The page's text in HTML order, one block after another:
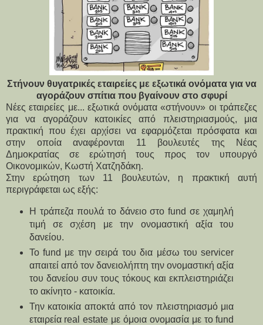
Στήνουν θυγατρικές εταιρείες με εξωτικά ονόματα για να
αγοράζουν σπίτια που βγαίνουν στο σφυρί
Νέες εταιρείες με... εξωτικά ονόματα «στήνουν» οι τράπεζες
για να αγοράζουν κατοικίες από πλειστηριασμούς, μια
πρακτική που έχει αρχίσει να εφαρμόζεται πρόσφατα και
στην οποία αναφέρονται 11 βουλευτές της Νέας
Δημοκρατίας σε ερώτησή τους προς τον υπουργό
Οικονομικών, Κωστή Χατζηδάκη.
Στην ερώτηση των 11 βουλευτών, η πρακτική αυτή
περιγράφεται ως εξής:
Η τράπεζα πουλά το δάνειο στο fund σε χαμηλή
τιμή σε σχέση με την ονομαστική αξία του
δανείου.
Το fund με την σειρά του δια μέσω του servicer
απαιτεί από τον δανειολήπτη την ονομαστική αξία
του δανείου συν τους τόκους και εκπλειστηριάζει
το ακίνητο - κατοικία.
Την κατοικία αποκτά από τον πλειστηριασμό μια
εταιρεία real estate με όμοια ονομασία με το fund